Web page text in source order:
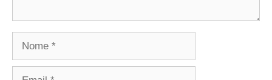
Nome
Email